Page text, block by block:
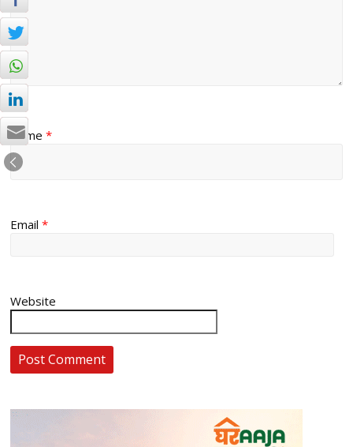
Name*
Email*
Website